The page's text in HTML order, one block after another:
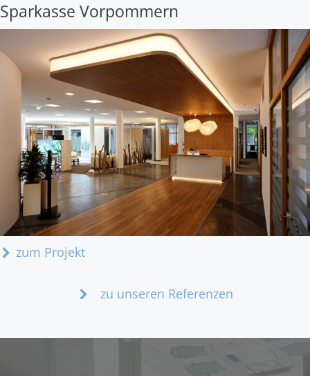
Sparkasse Vorpommern
zum Projekt
zu unseren Referenzen